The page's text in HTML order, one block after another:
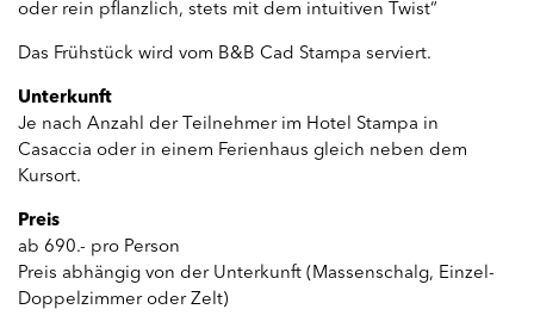
oder rein pflanzlich, stets mit dem intuitiven Twist“
Das Frühstück wird vom B&B Cad Stampa serviert.
​Unterkunft
Je nach Anzahl der Teilnehmer im Hotel Stampa in
Casaccia oder in einem Ferienhaus gleich neben dem
Kursort.
Preis
ab 690.- pro Person
Preis abhängig von der Unterkunft (Massenschalg, Einzel-
Doppelzimmer oder Zelt)